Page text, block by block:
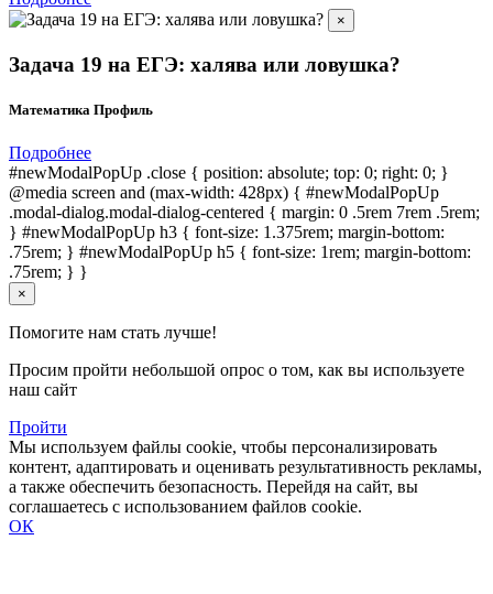
×
Задача 19 на ЕГЭ: халява или ловушка?
Математика Профиль
Подробнее
#newModalPopUp .close { position: absolute; top: 0; right: 0; }
@media screen and (max-width: 428px) { #newModalPopUp
.modal-dialog.modal-dialog-centered { margin: 0 .5rem 7rem .5rem;
} #newModalPopUp h3 { font-size: 1.375rem; margin-bottom:
.75rem; } #newModalPopUp h5 { font-size: 1rem; margin-bottom:
.75rem; } }
×
Помогите нам стать лучше!
Просим пройти небольшой опрос о том, как вы используете
наш сайт
Пройти
Мы используем файлы cookie, чтобы персонализировать
контент, адаптировать и оценивать результативность рекламы,
а также обеспечить безопасность. Перейдя на сайт, вы
соглашаетесь с использованием файлов cookie.
ОК